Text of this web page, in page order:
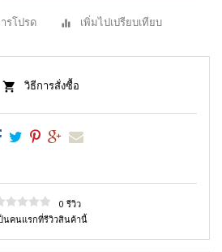
รโปรด เพิ่มไปเปรียบเทียบ
วิธีการสั่งซื้อ
0 รีวิว
นคนแรกที่รีวิวสินค้านี้